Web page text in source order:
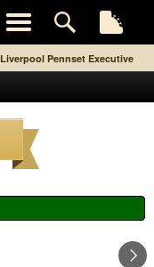
Liverpool Pennset Executive